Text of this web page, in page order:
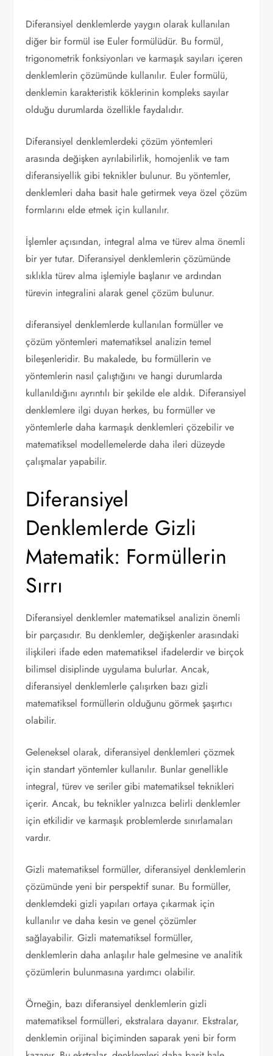
Diferansiyel denklemlerde yaygın olarak kullanılan
diğer bir formül ise Euler formülüdür. Bu formül,
trigonometrik fonksiyonları ve karmaşık sayıları içeren
denklemlerin çözümünde kullanılır. Euler formülü,
denklemin karakteristik köklerinin kompleks sayılar
olduğu durumlarda özellikle faydalıdır.
Diferansiyel denklemlerdeki çözüm yöntemleri
arasında değişken ayrılabilirlik, homojenlik ve tam
diferansiyellik gibi teknikler bulunur. Bu yöntemler,
denklemleri daha basit hale getirmek veya özel çözüm
formlarını elde etmek için kullanılır.
İşlemler açısından, integral alma ve türev alma önemli
bir yer tutar. Diferansiyel denklemlerin çözümünde
sıklıkla türev alma işlemiyle başlanır ve ardından
türevin integralini alarak genel çözüm bulunur.
diferansiyel denklemlerde kullanılan formüller ve
çözüm yöntemleri matematiksel analizin temel
bileşenleridir. Bu makalede, bu formüllerin ve
yöntemlerin nasıl çalıştığını ve hangi durumlarda
kullanıldığını ayrıntılı bir şekilde ele aldık. Diferansiyel
denklemlere ilgi duyan herkes, bu formüller ve
yöntemlerle daha karmaşık denklemleri çözebilir ve
matematiksel modellemelerde daha ileri düzeyde
çalışmalar yapabilir.
Diferansiyel
Denklemlerde Gizli
Matematik: Formüllerin
Sırrı
Diferansiyel denklemler matematiksel analizin önemli
bir parçasıdır. Bu denklemler, değişkenler arasındaki
ilişkileri ifade eden matematiksel ifadelerdir ve birçok
bilimsel disiplinde uygulama bulurlar. Ancak,
diferansiyel denklemlerle çalışırken bazı gizli
matematiksel formüllerin olduğunu görmek şaşırtıcı
olabilir.
Geleneksel olarak, diferansiyel denklemleri çözmek
için standart yöntemler kullanılır. Bunlar genellikle
integral, türev ve seriler gibi matematiksel teknikleri
içerir. Ancak, bu teknikler yalnızca belirli denklemler
için etkilidir ve karmaşık problemlerde sınırlamaları
vardır.
Gizli matematiksel formüller, diferansiyel denklemlerin
çözümünde yeni bir perspektif sunar. Bu formüller,
denklemdeki gizli yapıları ortaya çıkarmak için
kullanılır ve daha kesin ve genel çözümler
sağlayabilir. Gizli matematiksel formüller,
denklemlerin daha anlaşılır hale gelmesine ve analitik
çözümlerin bulunmasına yardımcı olabilir.
Örneğin, bazı diferansiyel denklemlerin gizli
matematiksel formülleri, ekstralara dayanır. Ekstralar,
denklemin orijinal biçiminden saparak yeni bir form